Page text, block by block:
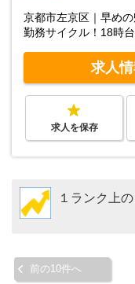
京都市左京区｜早め
勤務サイクル！18時
求人
求人を保存
１ランク上
前の10件へ